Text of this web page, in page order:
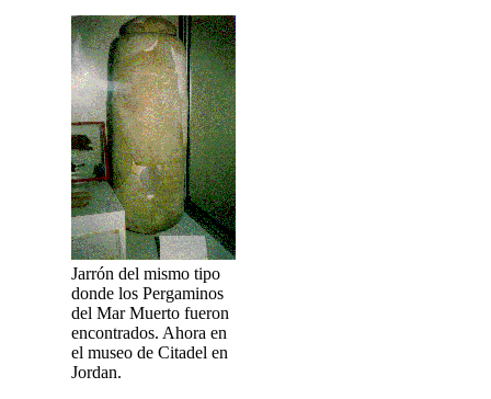
Jarrón del mismo tipo
donde los Pergaminos
del Mar Muerto fueron
encontrados. Ahora en
el museo de Citadel en
Jordan.